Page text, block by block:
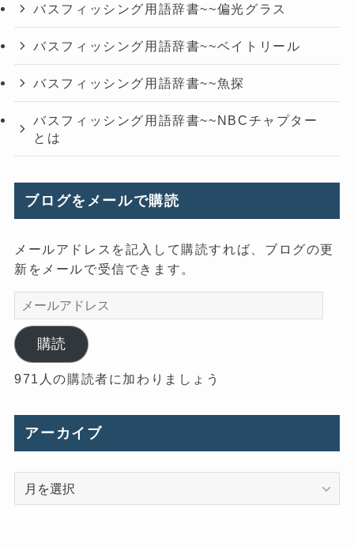
バスフィッシング用語辞書~~偏光グラス
バスフィッシング用語辞書~~ベイトリール
バスフィッシング用語辞書~~魚探
バスフィッシング用語辞書~~NBCチャプター
とは
ブログをメールで購読
メールアドレスを記入して購読すれば、ブログの更
新をメールで受信できます。
メ
ー
ル
ア
ド
ス
購読
971人の購読者に加わりましょう
アーカイブ